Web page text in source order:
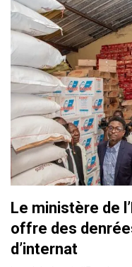
Le ministère de
offre des
d’internat